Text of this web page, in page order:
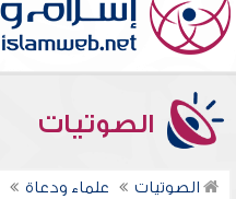
الصوتيات
الصوتيات علماء ودعاة